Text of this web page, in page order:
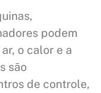
podem
o calor e a
são
de controle,